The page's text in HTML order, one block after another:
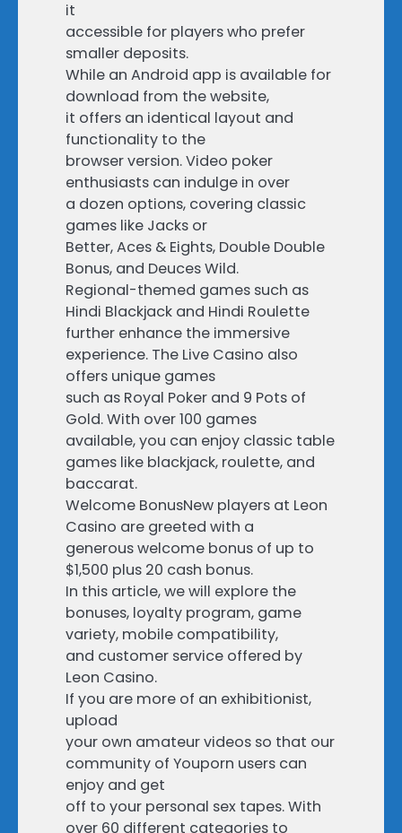
it
accessible for players who prefer
smaller deposits.
While an Android app is available for
download from the website,
it offers an identical layout and
functionality to the
browser version. Video poker
enthusiasts can indulge in over
a dozen options, covering classic
games like Jacks or
Better, Aces & Eights, Double Double
Bonus, and Deuces Wild.
Regional-themed games such as
Hindi Blackjack and Hindi Roulette
further enhance the immersive
experience. The Live Casino also
offers unique games
such as Royal Poker and 9 Pots of
Gold. With over 100 games
available, you can enjoy classic table
games like blackjack, roulette, and
baccarat.
Welcome BonusNew players at Leon
Casino are greeted with a
generous welcome bonus of up to
$1,500 plus 20 cash bonus.
In this article, we will explore the
bonuses, loyalty program, game
variety, mobile compatibility,
and customer service offered by
Leon Casino.
If you are more of an exhibitionist,
upload
your own amateur videos so that our
community of Youporn users can
enjoy and get
off to your personal sex tapes. With
over 60 different categories to